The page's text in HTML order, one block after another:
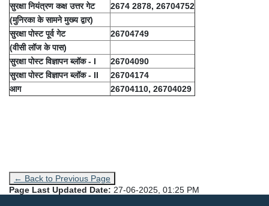
सुरक्षा नियंत्रण कक्ष उत्तर गेट
2674 2878, 26704752
(मुनिरका के सामने मुख्य द्वार)
सुरक्षा पोस्ट पूर्व गेट
26704749
(वीसी लॉज के पास)
सुरक्षा पोस्ट विज्ञापन ब्लॉक - I
26704090
सुरक्षा पोस्ट विज्ञापन ब्लॉक - II
26704174
आग
26704110, 26704029
← Back to Previous Page
Page Last Updated Date: 27-06-2025, 01:25 PM